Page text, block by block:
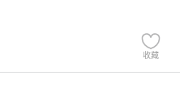
收藏